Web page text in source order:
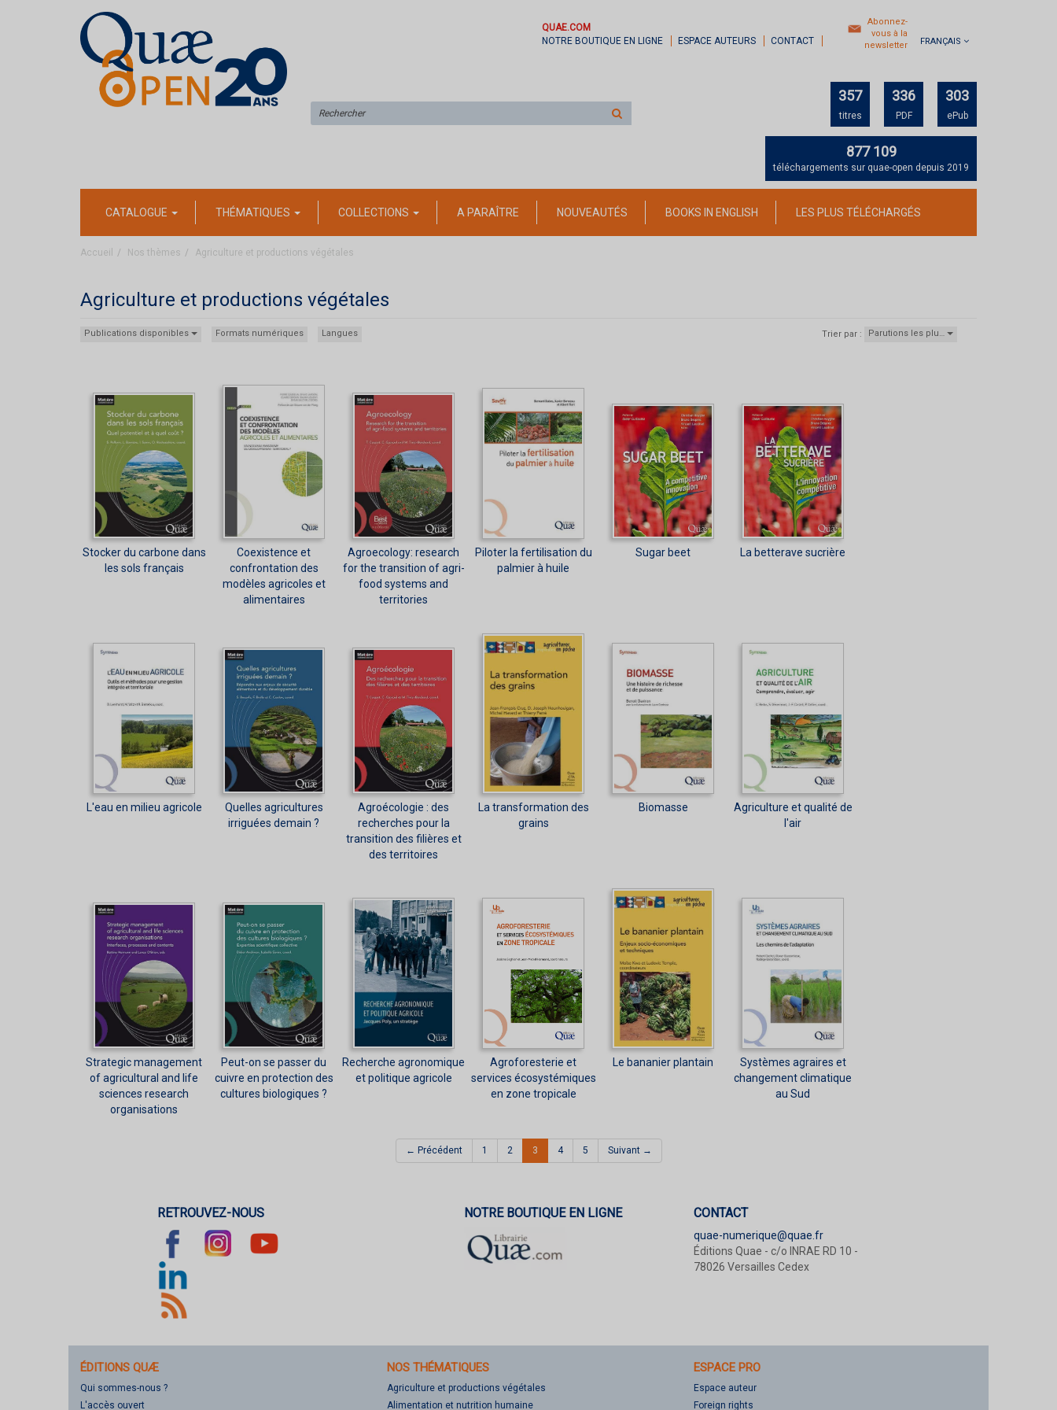
QUAE.COM
NOTRE BOUTIQUE EN LIGNE
ESPACE AUTEURS CONTACT
Abonnez-
vous à la
newsletter
FRANÇAIS
sur
357
titres
336
PDF
303
ePub
877 109
téléchargements sur quae-open depuis 2019
CATALOGUE THÉMATIQUES COLLECTIONS A PARAÎTRE NOUVEAUTÉS BOOKS IN ENGLISH LES PLUS TÉLÉCHARGÉS
Accueil Nos thèmes Agriculture et productions végétales
Agriculture et productions végétales
Publications disponibles Formats numériques Langues Trier par : Parutions les plu…
Stocker du carbone dans
les sols français
Coexistence et
confrontation des
modèles agricoles et
alimentaires
Agroecology: research
for the transition of agri-
food systems and
territories
Piloter la fertilisation du
palmier à huile
Sugar beet La betterave sucrière
L'eau en milieu agricole
Quelles agricultures
irriguées demain ?
Agroécologie : des
recherches pour la
transition des filières et
des territoires
La transformation des
grains
Biomasse
Agriculture et qualité de
l'air
Strategic management
of agricultural and life
sciences research
organisations
Peut-on se passer du
cuivre en protection des
cultures biologiques ?
Recherche agronomique
et politique agricole
Agroforesterie et
services écosystémiques
en zone tropicale
Le bananier plantain
Systèmes agraires et
changement climatique
au Sud
← Précédent 1 2 3(current)
4 5 Suivant →
RETROUVEZ-NOUS NOTRE BOUTIQUE EN LIGNE CONTACT
quae-numerique@quae.fr
Éditions Quae - c/o INRAE RD 10 -
78026 Versailles Cedex
ÉDITIONS QUÆ
Qui sommes-nous ?
L'accès ouvert
NOS THÉMATIQUES
Agriculture et productions végétales
Alimentation et nutrition humaine
ESPACE PRO
Espace auteur
Foreign rights